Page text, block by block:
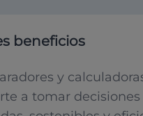
beneficios
y
a tomar decisiones